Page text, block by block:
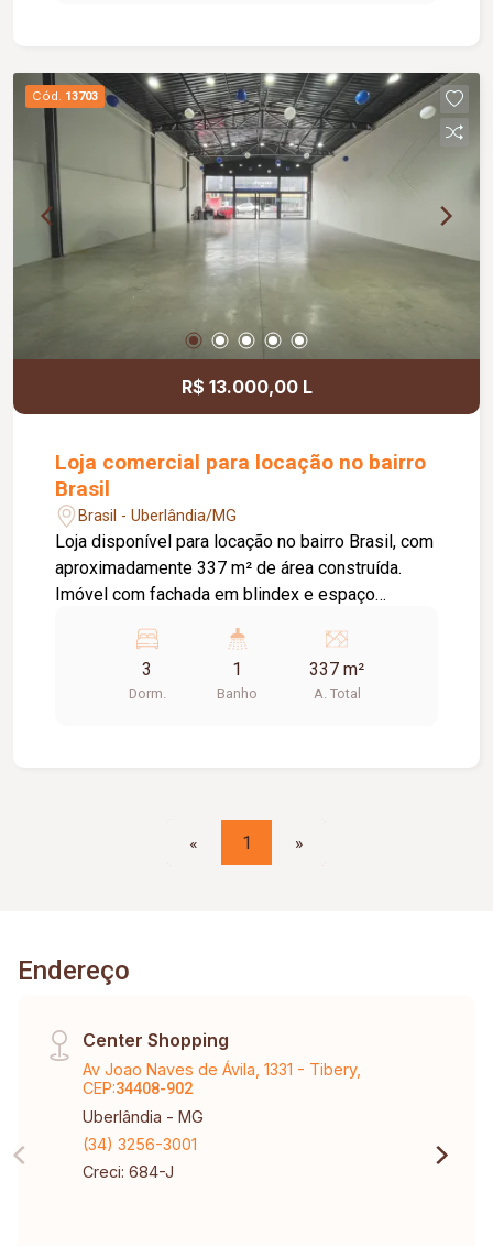
Cód. 13703
R$ 13.000,00 L
Loja comercial para locação no bairro
Brasil
Brasil - Uberlândia/MG
Loja disponível para locação no bairro Brasil, com
aproximadamente 337 m² de área construída.
Imóvel com fachada em blindex e espaço
proporcionando excelente visibilidade comercial.
Conta com pé-direito de aproximadamente 6
metros, piso polido usinado, copa, 02 banheiros e
3
Dorm.
1
Banho
337 m²
A. Total
« 1 »
Endereço
Center Shopping
Av Joao Naves de Ávila, 1331 - Tibery,
CEP:34408-902
Uberlândia - MG
(34) 3256-3001
Creci: 684-J